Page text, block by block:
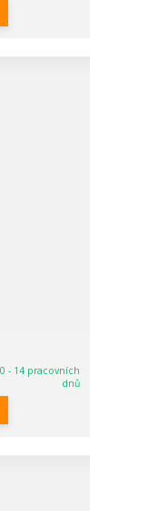
- 14 pracovních
dnů